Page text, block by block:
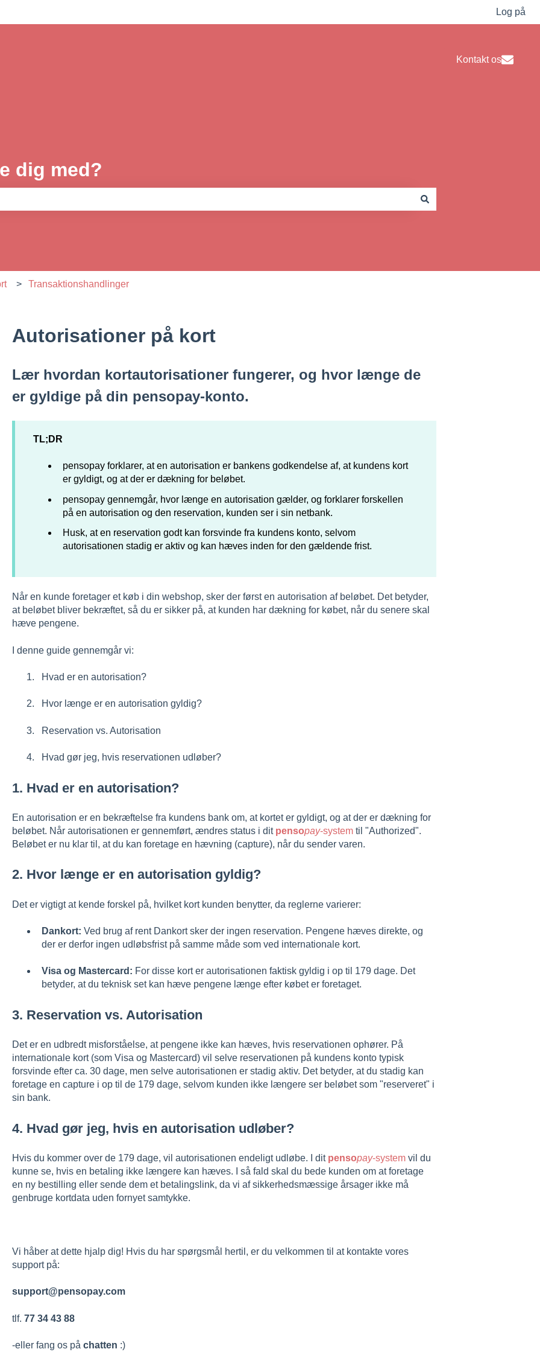
Log på
Kontakt os
dig med?
Transaktionshandlinger
Autorisationer på kort
Lær hvordan kortautorisationer fungerer, og hvor længe de
er gyldige på din pensopay-konto.
TL;DR
pensopay forklarer, at en autorisation er bankens godkendelse af, at kundens kort
er gyldigt, og at der er dækning for beløbet.
pensopay gennemgår, hvor længe en autorisation gælder, og forklarer forskellen
på en autorisation og den reservation, kunden ser i sin netbank.
Husk, at en reservation godt kan forsvinde fra kundens konto, selvom
autorisationen stadig er aktiv og kan hæves inden for den gældende frist.
Når en kunde foretager et køb i din webshop, sker der først en autorisation af beløbet. Det betyder,
at beløbet bliver bekræftet, så du er sikker på, at kunden har dækning for købet, når du senere skal
hæve pengene.
I denne guide gennemgår vi:
Hvad er en autorisation?
Hvor længe er en autorisation gyldig?
Reservation vs. Autorisation
Hvad gør jeg, hvis reservationen udløber?
1. Hvad er en autorisation?
En autorisation er en bekræftelse fra kundens bank om, at kortet er gyldigt, og at der er dækning for
beløbet. Når autorisationen er gennemført, ændres status i dit pensopay-systemtil "Authorized".
Beløbet er nu klar til, at du kan foretage en hævning (capture), når du sender varen.
2. Hvor længe er en autorisation gyldig?
Det er vigtigt at kende forskel på, hvilket kort kunden benytter, da reglerne varierer:
Dankort: Ved brug af rent Dankort sker der ingen reservation. Pengene hæves direkte, og
der er derfor ingen udløbsfrist på samme måde som ved internationale kort.
Visa og Mastercard: For disse kort er autorisationen faktisk gyldig i op til 179 dage. Det
betyder, at du teknisk set kan hæve pengene længe efter købet er foretaget.
3. Reservation vs. Autorisation
Det er en udbredt misforståelse, at pengene ikke kan hæves, hvis reservationen ophører. På
internationale kort (som Visa og Mastercard) vil selve reservationen på kundens konto typisk
forsvinde efter ca. 30 dage, men selve autorisationen er stadig aktiv. Det betyder, at du stadig kan
foretage en capture i op til de 179 dage, selvom kunden ikke længere ser beløbet som "reserveret" i
sin bank.
4. Hvad gør jeg, hvis en autorisation udløber?
Hvis du kommer over de 179 dage, vil autorisationen endeligt udløbe. I dit pensopay-systemvil du
kunne se, hvis en betaling ikke længere kan hæves. I så fald skal du bede kunden om at foretage
en ny bestilling eller sende dem et betalingslink, da vi af sikkerhedsmæssige årsager ikke må
genbruge kortdata uden fornyet samtykke.
Vi håber at dette hjalp dig! Hvis du har spørgsmål hertil, er du velkommen til at kontakte vores
support på:
support@pensopay.com
tlf. 77 34 43 88
-eller fang os på chatten :)